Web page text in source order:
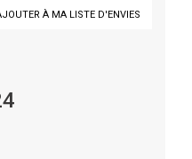
À MA LISTE D'ENVIES